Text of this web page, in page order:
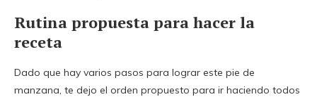
Rutina propuesta para hacer la
receta
Dado que hay varios pasos para lograr este pie de
manzana, te dejo el orden propuesto para ir haciendo todos